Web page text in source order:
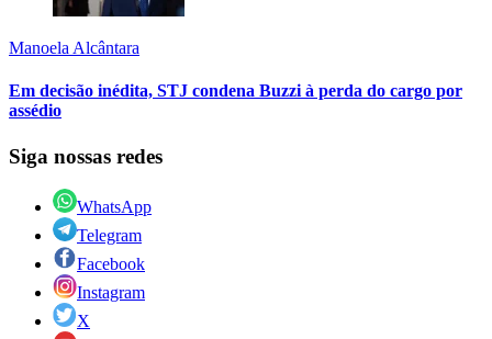
Manoela Alcântara
Em decisão inédita, STJ condena Buzzi à perda do cargo por
assédio
Siga nossas redes
WhatsApp
Telegram
Facebook
Instagram
X